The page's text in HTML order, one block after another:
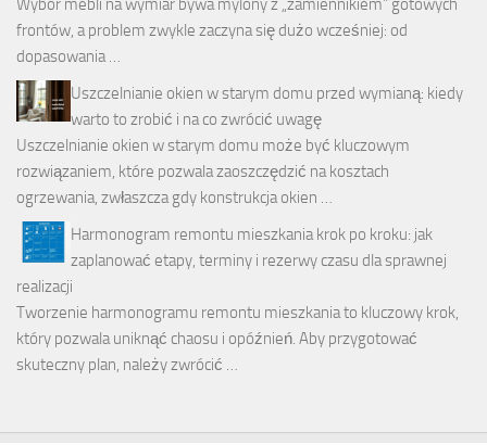
Wybór mebli na wymiar bywa mylony z „zamiennikiem” gotowych
frontów, a problem zwykle zaczyna się dużo wcześniej: od
dopasowania …
Uszczelnianie okien w starym domu przed wymianą: kiedy
warto to zrobić i na co zwrócić uwagę
Uszczelnianie okien w starym domu może być kluczowym
rozwiązaniem, które pozwala zaoszczędzić na kosztach
ogrzewania, zwłaszcza gdy konstrukcja okien …
Harmonogram remontu mieszkania krok po kroku: jak
zaplanować etapy, terminy i rezerwy czasu dla sprawnej
realizacji
Tworzenie harmonogramu remontu mieszkania to kluczowy krok,
który pozwala uniknąć chaosu i opóźnień. Aby przygotować
skuteczny plan, należy zwrócić …